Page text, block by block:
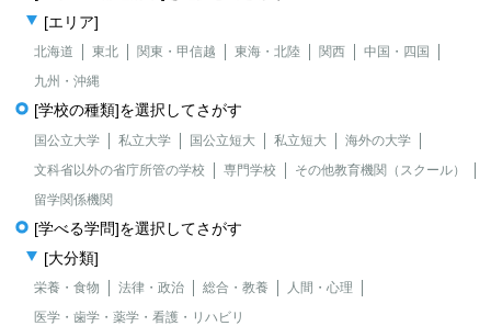
[エリア]
北海道 東北 関東・甲信越 東海・北陸 関西
中国・四国
九州・沖縄
[学校の種類]を選択してさがす
国公立大学 私立大学 国公立短大 私立短大
海外の大学
文科省以外の省庁所管の学校
専門学校
その他教育機関（スクール）
留学関係機関
[学べる学問]を選択してさがす
[大分類]
栄養・食物 法律・政治 総合・教養
人間・心理
医学・歯学・薬学・看護・リハビリ